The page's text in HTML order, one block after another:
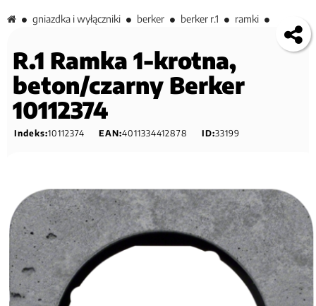
gniazdka i wyłączniki berker berker r.1 ramki
R.1 Ramka 1-krotna,
beton/czarny Berker
10112374
Indeks:10112374 EAN:4011334412878 ID:33199